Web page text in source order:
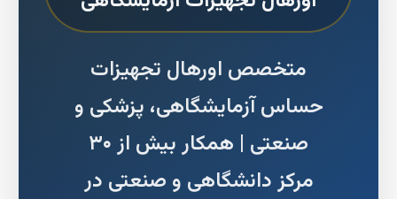
متخصص اورهال تجهیزات
حساس آزمایشگاهی، پزشکی و
صنعتی | همکار بیش از ۳۰
مرکز دانشگاهی و صنعتی در